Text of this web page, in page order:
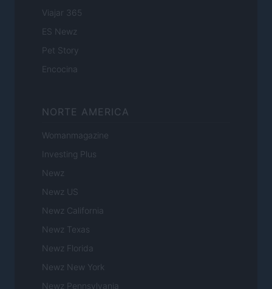
Viajar 365
ES Newz
Pet Story
Encocina
NORTE AMERICA
Womanmagazine
Investing Plus
Newz
Newz US
Newz California
Newz Texas
Newz Florida
Newz New York
Newz Pennsylvania